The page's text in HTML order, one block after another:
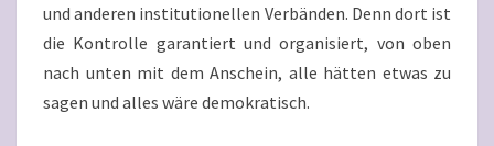
und anderen institutionellen Verbänden. Denn dort ist
die Kontrolle garantiert und organisiert, von oben
nach unten mit dem Anschein, alle hätten etwas zu
sagen und alles wäre demokratisch.